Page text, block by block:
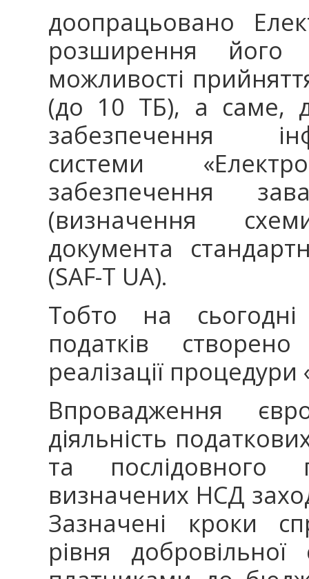
доопрацьовано
розширення його
можливості
(до 10 ТБ), а саме,
забезпечення
системи
забезпечення
(визначення
документа
(SAF-T UA).
Тобто на
податків
реалізації
Впровадження
діяльність
та послідовного
визначених НСД
Зазначені кроки
рівня